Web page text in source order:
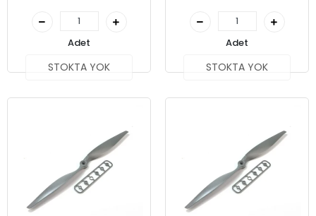
Adet
STOKTA YOK
Adet
STOKTA YOK